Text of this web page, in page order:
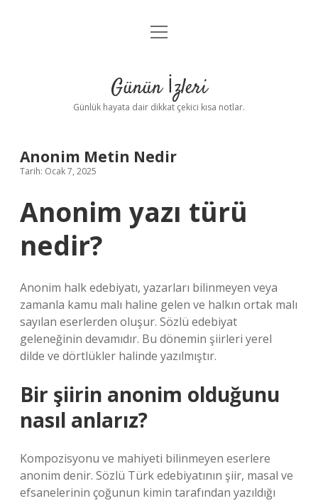
Anasayfa
Yasal Uyarı
menüyü
Günün İzleri
Günlük hayata dair dikkat çekici kısa notlar.
Anonim Metin Nedir
Tarih: Ocak 7, 2025
Anonim yazı türü
nedir?
Anonim halk edebiyatı, yazarları bilinmeyen veya
zamanla kamu malı haline gelen ve halkın ortak malı
sayılan eserlerden oluşur. Sözlü edebiyat
geleneğinin devamıdır. Bu dönemin şiirleri yerel
dilde ve dörtlükler halinde yazılmıştır.
Bir şiirin anonim olduğunu
nasıl anlarız?
Kompozisyonu ve mahiyeti bilinmeyen eserlere
anonim denir. Sözlü Türk edebiyatının şiir, masal ve
efsanelerinin çoğunun kimin tarafından yazıldığı